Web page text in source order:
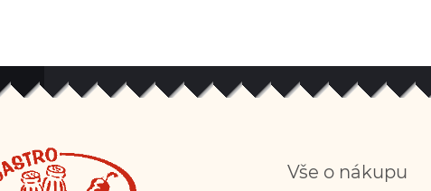
Vše o nákupu